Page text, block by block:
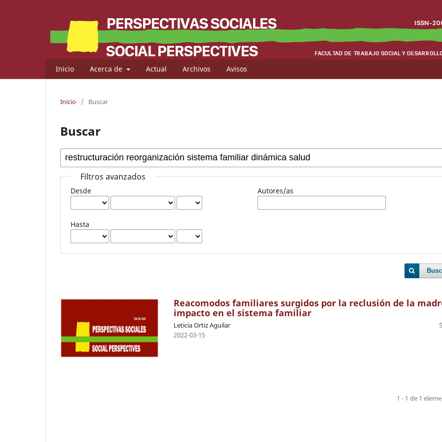
Inicio Acerca de Actual Archivos Avisos
Inicio / Buscar
Buscar
Filtros avanzados
Desde
Hasta
Autores/as
Reacomodos familiares surgidos por la reclusión de la
impacto en el sistema familiar
Leticia Ortiz Aguilar
2022-03-15
1 - 1 de 1